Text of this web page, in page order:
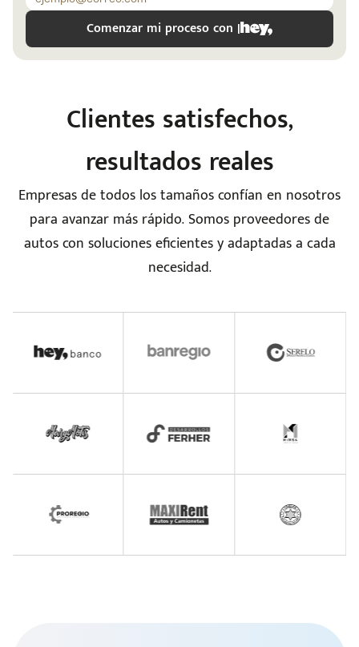
Comenzar mi proceso con |
Clientes satisfechos,
resultados reales
Empresas de todos los tamaños confían en nosotros
para avanzar más rápido. Somos proveedores de
autos con soluciones eficientes y adaptadas a cada
necesidad.